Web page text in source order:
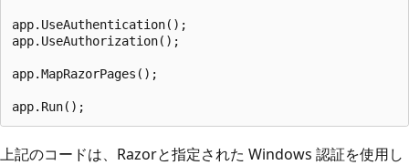
app.UseAuthentication();
app.UseAuthorization();
app.MapRazorPages();
上記のコードは、Razorと指定された Windows 認証を使用し